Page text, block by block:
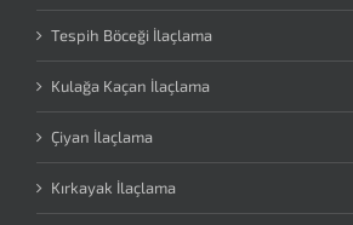
Tespih Böceği İlaçlama
Kulağa Kaçan İlaçlama
Çiyan İlaçlama
Kırkayak İlaçlama